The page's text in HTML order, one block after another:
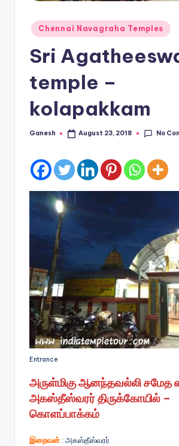
Posted
in
Chennai Navagraha Temples
Sri
temple –
kolapakkam
Posted
Ganesh August 23, 2018 No
Entrance
அருள்மிகு ஆனந்தவல்லி சமேத
அகஸ்தீஸ்வரர் திருக்கோயில் –
கொளப்பாக்கம்
இறைவன் : அகஸ்தீஸ்வரர்